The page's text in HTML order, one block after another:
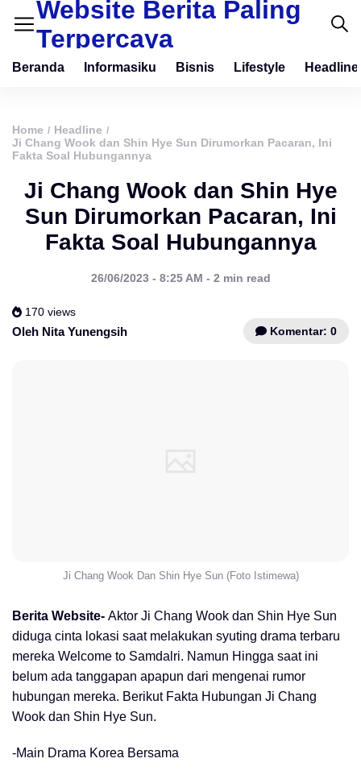
Website Berita Paling
Terpercaya
Beranda Informasiku Bisnis Lifestyle Headline
Home / Headline /
Ji Chang Wook dan Shin Hye Sun Dirumorkan Pacaran, Ini
Fakta Soal Hubungannya
Ji Chang Wook dan Shin Hye
Sun Dirumorkan Pacaran, Ini
Fakta Soal Hubungannya
26/06/2023 - 8:25 AM - 2 min read
170 views
Oleh Nita Yunengsih Komentar: 0
Ji Chang Wook Dan Shin Hye Sun (Foto Istimewa)
Berita Website- Aktor Ji Chang Wook dan Shin Hye Sun
diduga cinta lokasi saat melakukan syuting drama terbaru
mereka Welcome to Samdalri. Namun Hingga saat ini
belum ada tanggapan apapun dari mengenai rumor
hubungan mereka. Berikut Fakta Hubungan Ji Chang
Wook dan Shin Hye Sun.
-Main Drama Korea Bersama